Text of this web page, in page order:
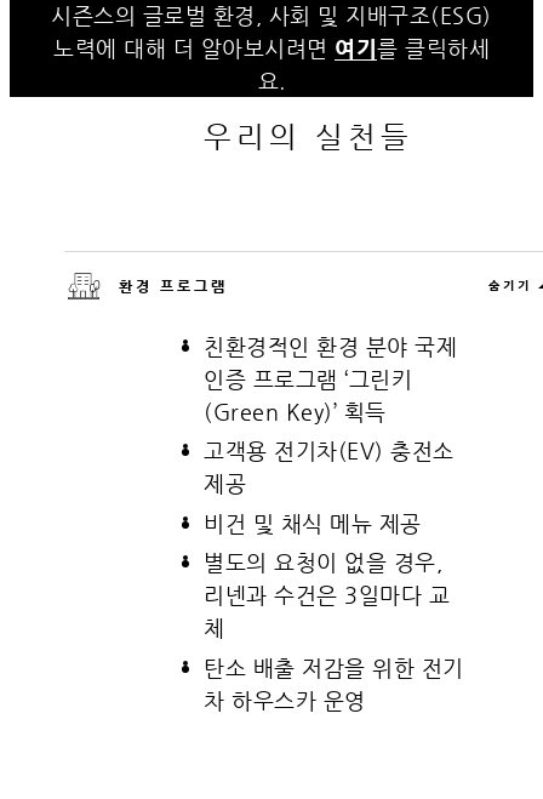
시즌스의 글로벌 환경, 사회 및 지배구조(ESG)
노력에 대해 더 알아보시려면 여기를 클릭하세
요.
우리의 실천들
환경 프로그램 숨기기
친환경적인 환경 분야 국제
인증 프로그램 ‘그린키
(Green Key)’ 획득
고객용 전기차(EV) 충전소
제공
비건 및 채식 메뉴 제공
별도의 요청이 없을 경우,
리넨과 수건은 3일마다 교
체
탄소 배출 저감을 위한 전기
차 하우스카 운영